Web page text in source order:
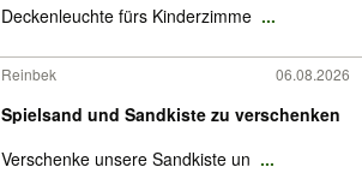
Deckenleuchte fürs Kinderzimme ...
Reinbek 06.08.2026
Spielsand und Sandkiste zu verschenken
Verschenke unsere Sandkiste un ...